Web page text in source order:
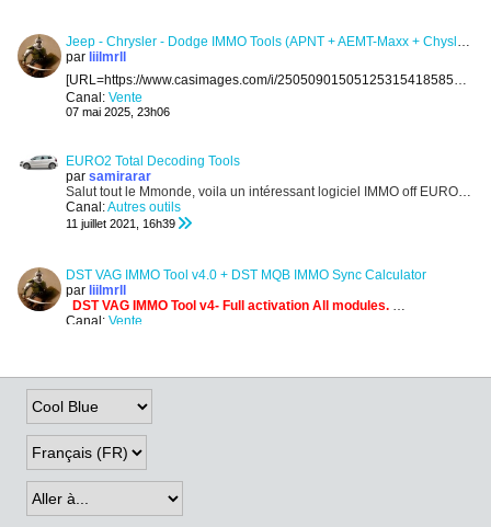
Jeep - Chrysler - Dodge IMMO Tools (APNT + AEMT-Maxx + Chysler v3)
par liilmrll
[URL=https://www.casimages.com/i/25050901505125315418585980.png.html][/URL]
Canal: Vente
07 mai 2025, 23h06
EURO2 Total Decoding Tools
par samirarar
Salut tout le Mmonde, voila un intéressant logiciel
IMMO off EURO2
Canal:Autres outils
11 juillet 2021, 16h39
DST VAG IMMO Tool v4.0 + DST MQB IMMO Sync Calculator
par liilmrll
DST VAG IMMO Tool v4- Full activation All modules. Cost 90$
Canal: Vente